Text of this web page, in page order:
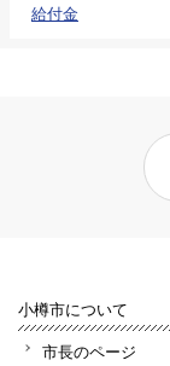
給付金
小樽市について
市長のページ